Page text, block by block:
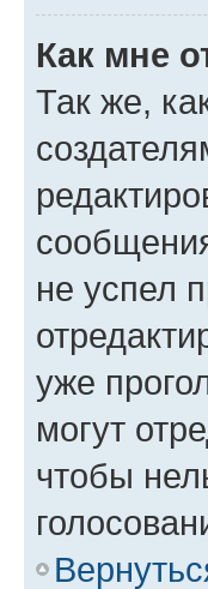
Как мне
Так же,
не успел
уже
могут
чтобы